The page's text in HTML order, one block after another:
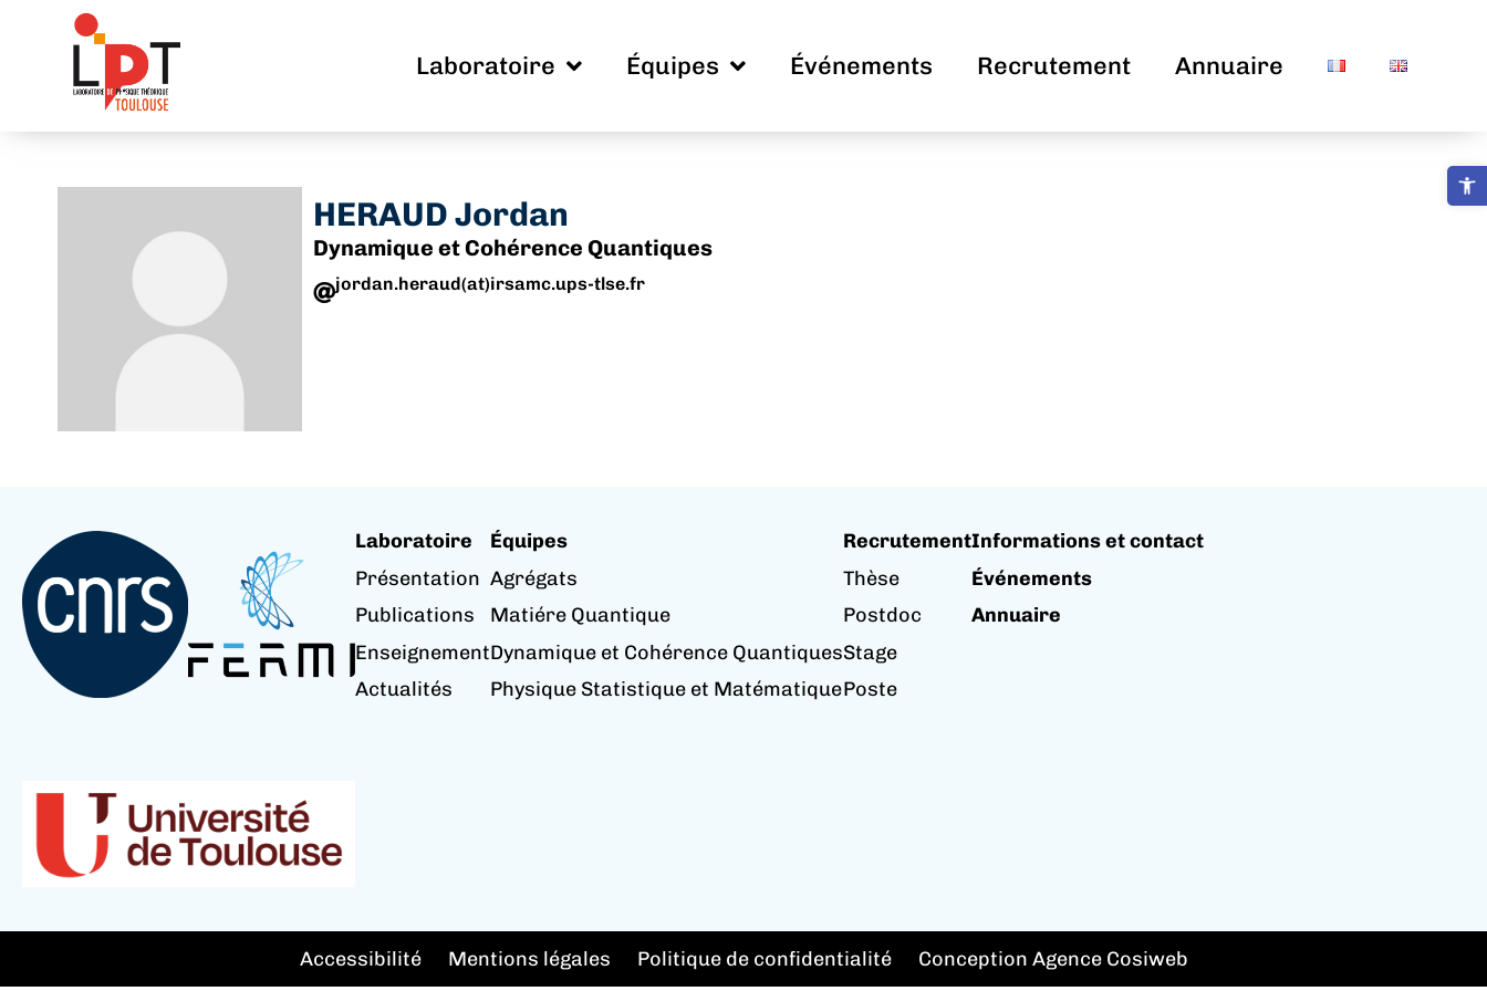
Ouvrir la
Laboratoire Équipes Événements Recrutement Annuaire
HERAUD Jordan
Dynamique et Cohérence Quantiques
jordan.heraud(at)irsamc.ups-tlse.fr
Laboratoire
Présentation
Publications
Enseignement
Actualités
Équipes
Agrégats
Matiére Quantique
Dynamique et Cohérence Quantiques
Physique Statistique et Matématique
Recrutement
Thèse
Postdoc
Stage
Poste
Informations et contact
Événements
Annuaire
Accessibilité Mentions légales Politique de confidentialité Conception Agence Cosiweb